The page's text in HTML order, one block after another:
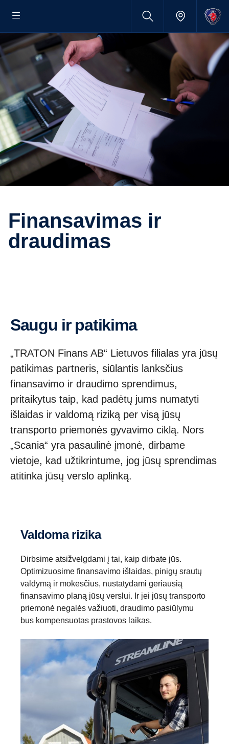
Finansavimas ir
draudimas
Saugu ir patikima
„TRATON Finans AB“ Lietuvos filialas yra jūsų
patikimas partneris, siūlantis lanksčius
finansavimo ir draudimo sprendimus,
pritaikytus taip, kad padėtų jums numatyti
išlaidas ir valdomą riziką per visą jūsų
transporto priemonės gyvavimo ciklą. Nors
„Scania“ yra pasaulinė įmonė, dirbame
vietoje, kad užtikrintume, jog jūsų sprendimas
atitinka jūsų verslo aplinką.
Valdoma rizika
Dirbsime atsižvelgdami į tai, kaip dirbate jūs.
Optimizuosime finansavimo išlaidas, pinigų srautų
valdymą ir mokesčius, nustatydami geriausią
finansavimo planą jūsų verslui. Ir jei jūsų transporto
priemonė negalės važiuoti, draudimo pasiūlymu
bus kompensuotas prastovos laikas.